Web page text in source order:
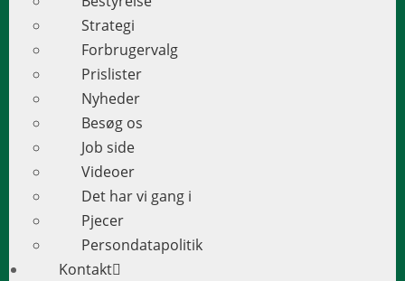
Strategi
Forbrugervalg
Prislister
Nyheder
Besøg os
Job side
Videoer
Det har vi gang i
Pjecer
Persondatapolitik
Kontakt